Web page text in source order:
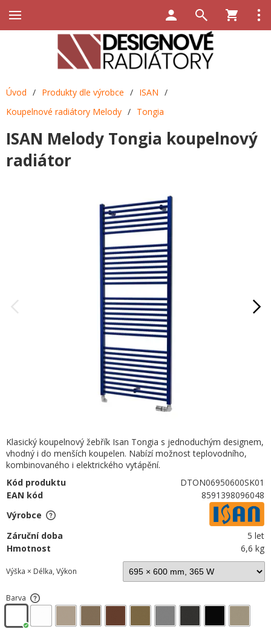
Úvod / Produkty dle výrobce / ISAN /
Koupelnové radiátory Melody / Tongia
ISAN Melody Tongia koupelnový
radiátor
Klasický koupelnový žebřík Isan Tongia s jednoduchým designem,
vhodný i do menších koupelen. Nabízí možnost teplovodního,
kombinovaného i elektrického vytápění.
Kód produktu
DTON06950600SK01
EAN kód
8591398096048
Výrobce
Záruční doba
5 let
Hmotnost
6,6 kg
Výška × Délka, Výkon
Barva